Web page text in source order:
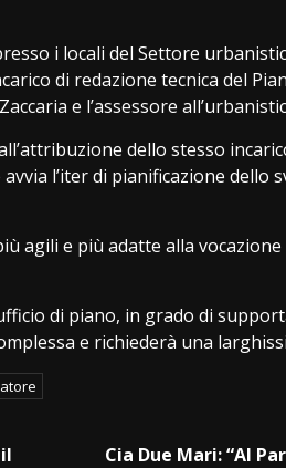
i locali del Settore
di redazione tecnica del
e l’assessore
dello stesso
l’iter di pianificazione dello
agili e più adatte alla
di piano, in grado di
e richiederà una
Cia Due Mari: “Al